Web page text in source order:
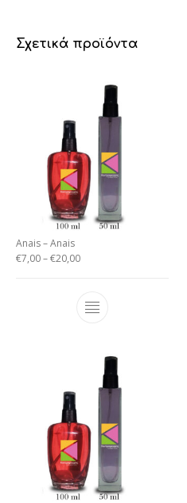
Σχετικά προϊόντα
Anais – Anais
€7,00–€20,00